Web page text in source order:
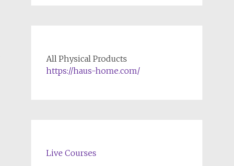
All Physical Products
https://haus-home.com/
Live Courses